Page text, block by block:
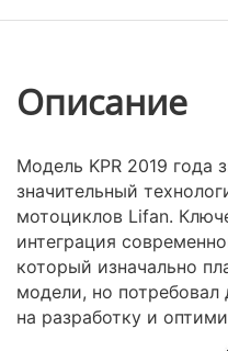
Описание
Модель KPR 2019 года
значительный
мотоциклов Lifan.
интеграция
который изначально
модели, но потребовал
на разработку и